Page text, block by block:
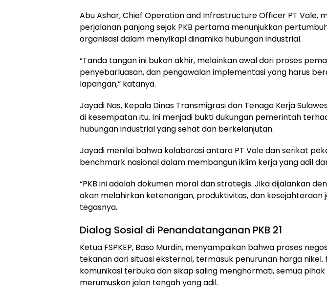
Abu Ashar, Chief Operation and Infrastructure Officer PT Vale,
perjalanan panjang sejak PKB pertama menunjukkan
organisasi dalam menyikapi dinamika hubungan industrial.
“Tanda tangan ini bukan akhir, melainkan awal dari proses
penyebarluasan, dan pengawalan implementasi yang harus
lapangan,” katanya.
Jayadi Nas, Kepala Dinas Transmigrasi dan Tenaga Kerja
di kesempatan itu. Ini menjadi bukti dukungan pemerintah
hubungan industrial yang sehat dan berkelanjutan.
Jayadi menilai bahwa kolaborasi antara PT Vale dan serikat
benchmark nasional dalam membangun iklim kerja yang adil
“PKB ini adalah dokumen moral dan strategis. Jika dijalankan
akan melahirkan ketenangan, produktivitas, dan kesejahteraan
tegasnya.
Dialog Sosial di Penandatanganan PKB 21
Ketua FSPKEP, Baso Murdin, menyampaikan bahwa proses
tekanan dari situasi eksternal, termasuk penurunan harga nikel.
komunikasi terbuka dan sikap saling menghormati, semua
merumuskan jalan tengah yang adil.